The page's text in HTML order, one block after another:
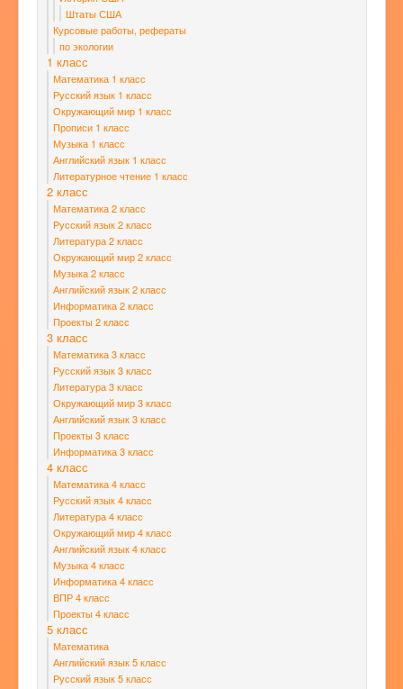
Штаты США
Курсовые работы, рефераты
по экологии
1 класс
Математика 1 класс
Русский язык 1 класс
Окружающий мир 1 класс
Прописи 1 класс
Музыка 1 класс
Английский язык 1 класс
Литературное чтение 1 класс
2 класс
Математика 2 класс
Русский язык 2 класс
Литература 2 класс
Окружающий мир 2 класс
Музыка 2 класс
Английский язык 2 класс
Информатика 2 класс
Проекты 2 класс
3 класс
Математика 3 класс
Русский язык 3 класс
Литература 3 класс
Окружающий мир 3 класс
Английский язык 3 класс
Проекты 3 класс
Информатика 3 класс
4 класс
Математика 4 класс
Русский язык 4 класс
Литература 4 класс
Окружающий мир 4 класс
Английский язык 4 класс
Музыка 4 класс
Информатика 4 класс
ВПР 4 класс
Проекты 4 класс
5 класс
Математика
Английский язык 5 класс
Русский язык 5 класс